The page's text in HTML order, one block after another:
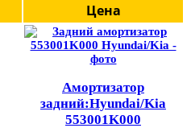
Цена
Амортизатор
задний:Hyundai/Kia
553001K000